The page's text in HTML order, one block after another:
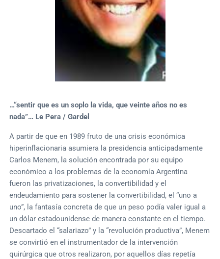
…“sentir que es un soplo la vida, que veinte años no es
nada”… Le Pera / Gardel
A partir de que en 1989 fruto de una crisis económica
hiperinflacionaria asumiera la presidencia anticipadamente
Carlos Menem, la solución encontrada por su equipo
económico a los problemas de la economía Argentina
fueron las privatizaciones, la convertibilidad y el
endeudamiento para sostener la convertibilidad, el “uno a
uno”, la fantasía concreta de que un peso podía valer igual a
un dólar estadounidense de manera constante en el tiempo.
Descartado el “salariazo” y la “revolución productiva”, Menem
se convirtió en el instrumentador de la intervención
quirúrgica que otros realizaron, por aquellos días repetía